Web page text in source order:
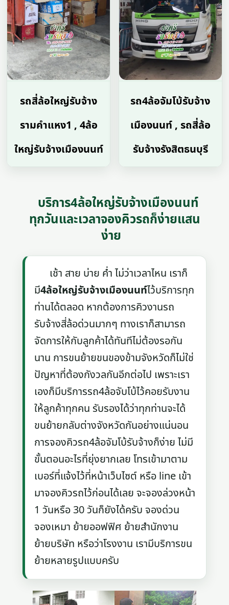
รถสี่ล้อใหญ่รับจ้าง
รามคําแหง1 , 4ล้อ
ใหญ่รับจ้างเมืองนนท์
รถ4ล้อจัมโบ้รับจ้าง
เมืองนนท์ , รถสี่ล้อ
รับจ้างรังสิตธนบุรี
บริการ4ล้อใหญ่รับจ้างเมืองนนท์
ทุกวันและเวลาจองคิวรถก็ง่ายแสน
ง่าย
เช้า สาย บ่าย ค่ำ ไม่ว่าเวลาไหน เราก็
มี4ล้อใหญ่รับจ้างเมืองนนท์ไว้บริการทุก
ท่านได้ตลอด หากต้องการคิวงานรถ
รับจ้างสี่ล้อด่วนมากๆ ทางเราก็สามารถ
จัดการให้กับลูกค้าได้ทันทีไม่ต้องรอกัน
นาน การขนย้ายขนของข้ามจังหวัดก็ไม่ใช่
ปัญหาที่ต้องกังวลกันอีกต่อไป เพราะเรา
เองก็มีบริการรถ4ล้อจับโบ้ไว้คอยรับงาน
ให้ลูกค้าทุกคน รับรองได้ว่าทุกท่านจะได้
ขนย้ายกลับต่างจังหวัดกันอย่างแน่นอน
การจองคิวรถ4ล้อจัมโบ้รับจ้างก็ง่าย ไม่มี
ขั้นตอนอะไรที่ยุ่งยากเลย โทรเข้ามาตาม
เบอร์ที่แจ้งไว้ที่หน้าเว็บไซต์ หรือ line เข้า
มาจองคิวรถไว้ก่อนได้เลย จะจองล่วงหน้า
1 วันหรือ 30 วันก็ยังได้ครับ จองด่วน
จองเหมา ย้ายออฟฟิศ ย้ายสำนักงาน
ย้ายบริษัท หรือว่าโรงงาน เรามีบริการขน
ย้ายหลายรูปแบบครับ